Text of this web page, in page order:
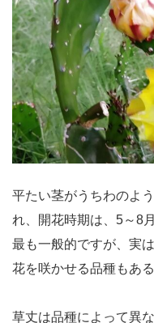
平たい茎がうちわのよ
れ、開花時期は、5～8
最も一般的ですが、実
花を咲かせる品種もある
草丈は品種によって異